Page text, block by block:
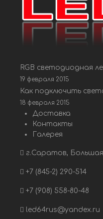
RGB светодиодная
19 февраля 2015
Как подключить
18 февраля 2015
Доставка
Контакты
Галерея
г.Саратов, Большая
+7 (845-2) 290-514
+7 (908) 558-80-48
led64rus@yandex.ru